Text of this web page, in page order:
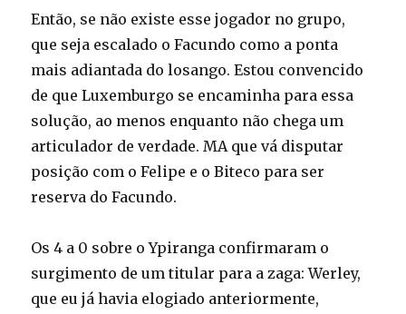
Então, se não existe esse jogador no grupo,
que seja escalado o Facundo como a ponta
mais adiantada do losango. Estou convencido
de que Luxemburgo se encaminha para essa
solução, ao menos enquanto não chega um
articulador de verdade. MA que vá disputar
posição com o Felipe e o Biteco para ser
reserva do Facundo.
Os 4 a 0 sobre o Ypiranga confirmaram o
surgimento de um titular para a zaga: Werley,
que eu já havia elogiado anteriormente,